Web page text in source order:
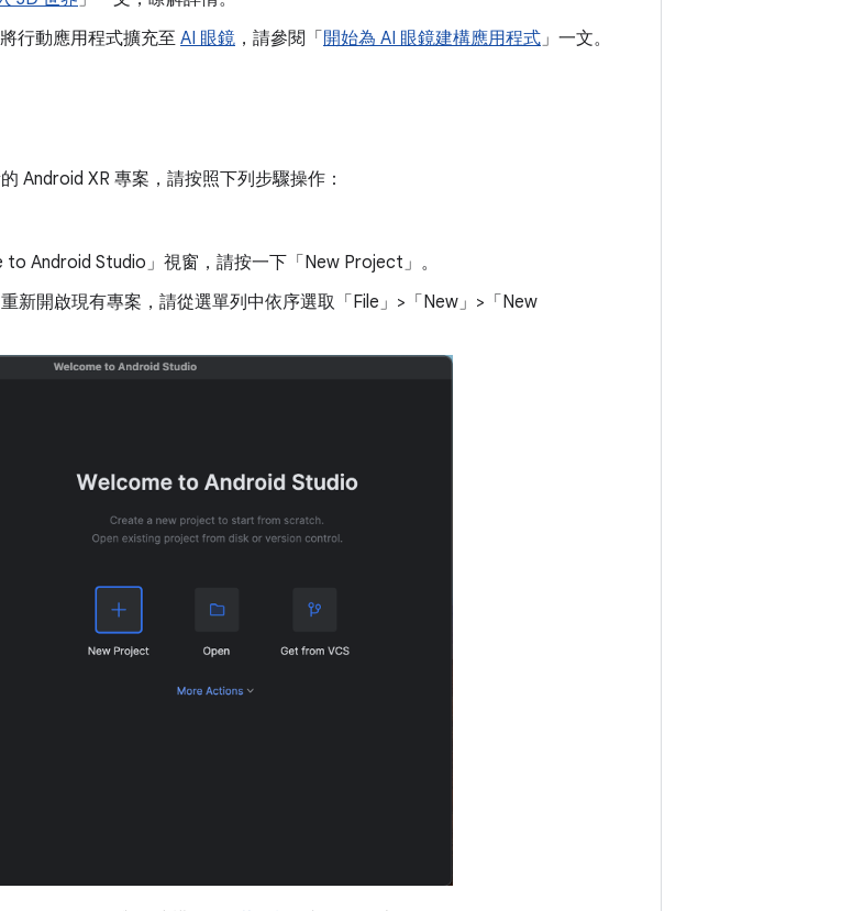
行動應用程式擴充至 AI 眼鏡 ，請參閱「 開始為 AI 眼鏡建構應用程式」一文。
Android XR 專案，請按照下列步驟操作：
Android Studio」 視窗，請按一下「New Project」 。
新開啟現有專案，請從選單列中依序選取「File」>「New」>「New